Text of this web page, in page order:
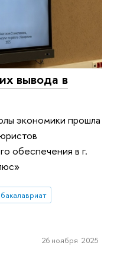
вывода в
экономики прошла
обеспечения в г.
бакалавриат
26 ноября 2025